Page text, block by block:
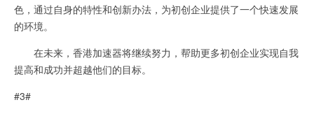
色，通过自身的特性和创新办法，为初创企业提供了一个快速发展
的环境。
在未来，香港加速器将继续努力，帮助更多初创企业实现自我
提高和成功并超越他们的目标。
#3#